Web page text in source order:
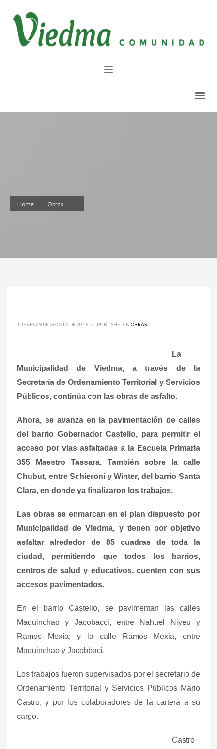
Home Obras
JUEVES 29 DE AGOSTO DE 2019 / PUBLISHED IN OBRAS
La
Municipalidad de Viedma, a través de la
Secretaría de Ordenamiento Territorial y Servicios
Públicos, continúa con las obras de asfalto.
Ahora, se avanza en la pavimentación de calles
del barrio Gobernador Castello, para permitir el
acceso por vías asfaltadas a la Escuela Primaria
355 Maestro Tassara. También sobre la calle
Chubut, entre Schieroni y Winter, del barrio Santa
Clara, en donde ya finalizaron los trabajos.
Las obras se enmarcan en el plan dispuesto por
Municipalidad de Viedma, y tienen por objetivo
asfaltar alrededor de 85 cuadras de toda la
ciudad, permitiendo que todos los barrios,
centros de salud y educativos, cuenten con sus
accesos pavimentados.
En el barrio Castello, se pavimentan las calles
Maquinchao y Jacobacci, entre Nahuel Niyeu y
Ramos Mexía; y la calle Ramos Mexia, entre
Maquinchao y Jacobbaci.
Los trabajos fueron supervisados por el secretario de
Ordenamiento Territorial y Servicios Públicos Mario
Castro, y por los colaboradores de la cartera a su
cargo.
Castro